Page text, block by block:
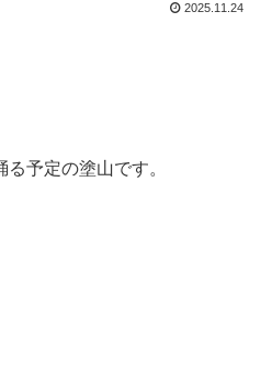
2025.11.24
予定の塗山です。